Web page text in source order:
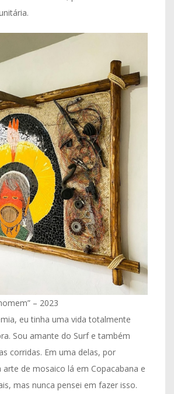
– 2023
eu tinha uma vida totalmente
Sou amante do Surf e também
corridas. Em uma delas, por
arte de mosaico lá em Copacabana e
mas nunca pensei em fazer isso.